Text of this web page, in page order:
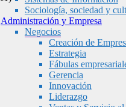
Sociología, sociedad y
Administración y Empresa
Negocios
Creación de
Estrategia
Fábulas
Gerencia
Innovación
Liderazgo